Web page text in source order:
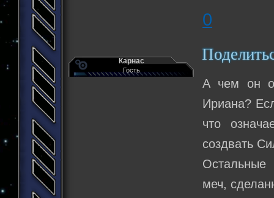
0
Карнас
Гость
А чем он
Ириана?
что
создвать
Остальные
меч,